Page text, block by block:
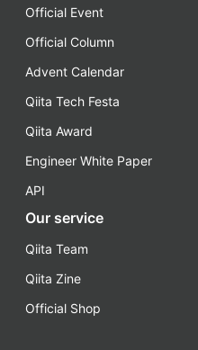
Official Event
Official Column
Advent Calendar
Qiita Tech Festa
Qiita Award
Engineer White Paper
API
Our service
Qiita Team
Qiita Zine
Official Shop